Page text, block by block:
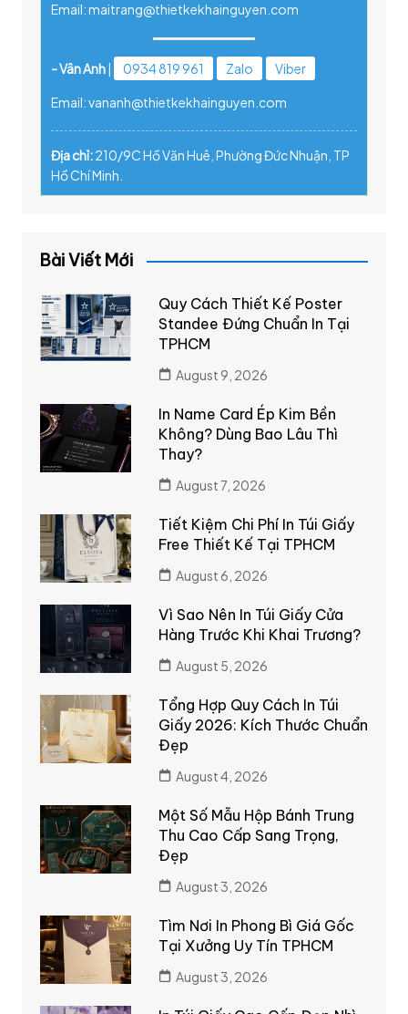
Email: maitrang@thietkekhainguyen.com
- Vân Anh| 0934 819 961 Zalo Viber
Email: vananh@thietkekhainguyen.com
Địa chỉ:210/9C Hồ Văn Huê, Phường Đức Nhuận, TP
Hồ Chí Minh.
Bài Viết Mới
Quy Cách Thiết Kế Poster
Standee Đứng Chuẩn In Tại
TPHCM
August 9, 2026
In Name Card Ép Kim Bền
Không? Dùng Bao Lâu Thì
Thay?
August 7, 2026
Tiết Kiệm Chi Phí In Túi Giấy
Free Thiết Kế Tại TPHCM
August 6, 2026
Vì Sao Nên In Túi Giấy Cửa
Hàng Trước Khi Khai Trương?
August 5, 2026
Tổng Hợp Quy Cách In Túi
Giấy 2026: Kích Thước Chuẩn
Đẹp
August 4, 2026
Một Số Mẫu Hộp Bánh Trung
Thu Cao Cấp Sang Trọng,
Đẹp
August 3, 2026
Tìm Nơi In Phong Bì Giá Gốc
Tại Xưởng Uy Tín TPHCM
August 3, 2026